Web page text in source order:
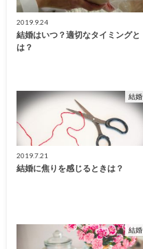
2019.9.24
結婚はいつ？適切なタイミングと
は？
結婚
2019.7.21
結婚に焦りを感じるときは？
結婚